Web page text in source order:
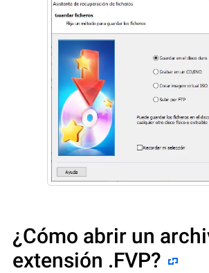
¿Cómo abrir un
extensión .FVP?